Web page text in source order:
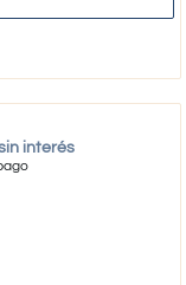
interés